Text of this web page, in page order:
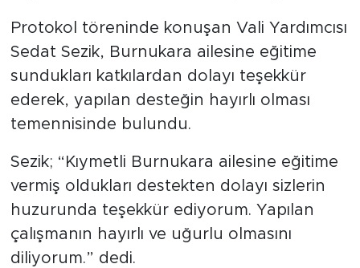
Protokol töreninde konuşan Vali Yardımcısı
Sedat Sezik, Burnukara ailesine eğitime
sundukları katkılardan dolayı teşekkür
ederek, yapılan desteğin hayırlı olması
temennisinde bulundu.
Sezik; “Kıymetli Burnukara ailesine eğitime
vermiş oldukları destekten dolayı sizlerin
huzurunda teşekkür ediyorum. Yapılan
çalışmanın hayırlı ve uğurlu olmasını
diliyorum.” dedi.